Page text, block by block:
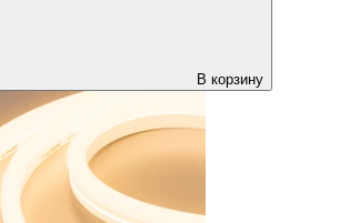
В корзину